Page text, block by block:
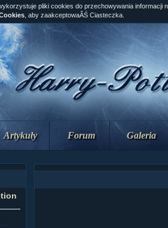
Artykuły Forum Galeria
pliki cookies do przechowywania informacji
, aby zaakceptowaĂŚ Ciasteczka.